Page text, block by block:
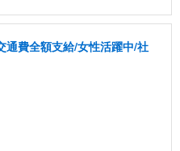
通費全額支給/女性活躍中/社